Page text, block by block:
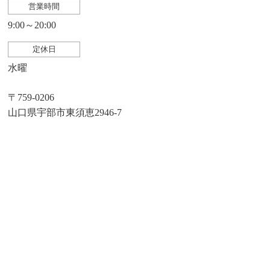
営業時間
9:00～20:00
定休日
水曜
〒759-0206
山口県宇部市東須恵2946-7